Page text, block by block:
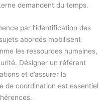
demandent du temps.
par l’identification des
abordés mobilisent
les ressources humaines,
Désigner un référent
et d’assurer la
de coordination est essentiel